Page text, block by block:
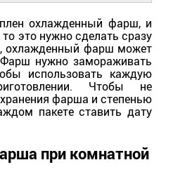
охлажденный фарш, и
это нужно сделать сразу
охлажденный фарш может
нужно замораживать
использовать каждую
Чтобы не
фарша и степенью
пакете ставить дату
при комнатной